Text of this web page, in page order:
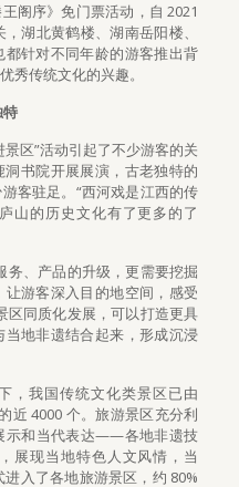
阁序》免门票活动，自 2021
湖北黄鹤楼、湖南岳阳楼、
针对不同年龄的游客推出背
秀传统文化的兴趣。
区”活动引起了不少游客的关
书院开展展演，古老独特的
客驻足。“西河戏是江西的传
山的历史文化有了更多的了
务、产品的升级，更需要挖掘
游客深入目的地空间，感受
区同质化发展，可以打造更具
地非遗结合起来，形成沉浸
，我国传统文化类景区已由
近 4000 个。旅游景区充分利
示和当代表达——各地非遗技
展现当地特色人文风情，当
入了各地旅游景区，约 80%